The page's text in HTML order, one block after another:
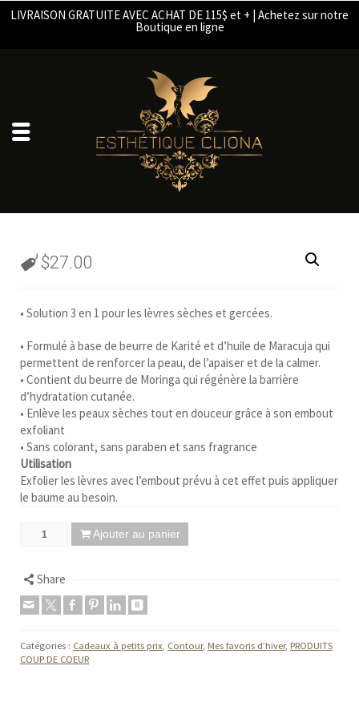
LIVRAISON GRATUITE AVEC ACHAT DE 115$ et + | Achetez sur notre
Boutique en ligne
$27.00
• Solution 3 en 1 pour les lèvres sèches et gercées.
• Formulé à base de beurre de Karité et d’huile de Maracuja qui
permettent de renforcer la peau, de l’apaiser et de la calmer.
• Contient du beurre de Moringa qui régénère la barrière
d’hydratation cutanée.
• Enlève les peaux sèches tout en douceur grâce à son embout
exfoliant
• Sans colorant, sans paraben et sans fragrance
Utilisation
Exfolier les lèvres avec l’embout prévu à cet effet puis appliquer
le baume au besoin.
Ajouter au panier
Share
Catégories : Cadeaux à petits prix, Contour, Mes favoris d’hiver, PRODUITS
COUP DE COEUR